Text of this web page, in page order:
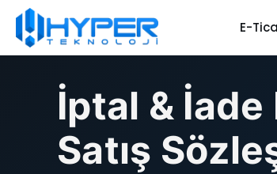
E-
İptal & İade
Satış